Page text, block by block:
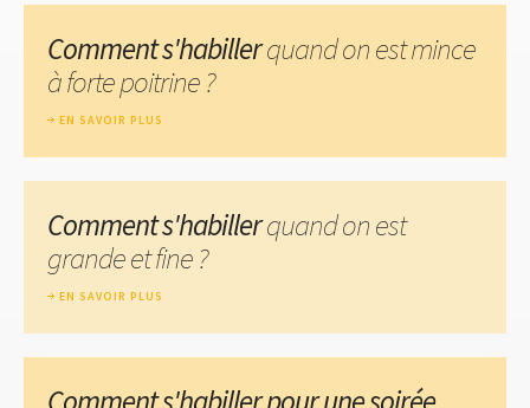
Comment s'habillerquand on est mince
à forte poitrine ?
EN SAVOIR PLUS
Comment s'habillerquand on est
grande et fine ?
EN SAVOIR PLUS